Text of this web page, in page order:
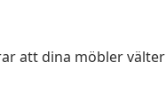
att dina möbler välter